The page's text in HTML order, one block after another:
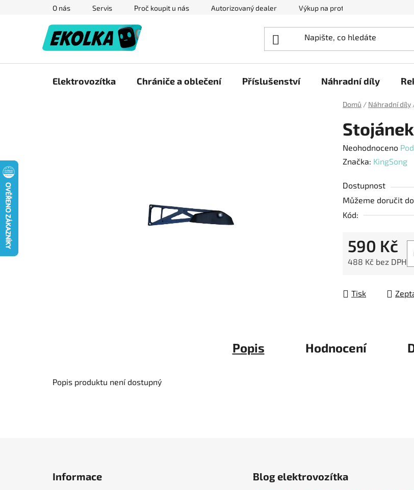
O nás Servis Proč koupit u nás Autorizovaný dealer Výkup na protiúčet
Elektrovozítka Chrániče a oblečení Příslušenství Náhradní díly
Domů / Náhradní díly
Průměrné
hodnocení
je
0,0
z
hvězdiček.
Neohodnoceno
Značka: KingSong
Dostupnost
Můžeme doručit
Kód:
590 Kč
488 Kč bez DPH
Tisk
Popis Hodnocení
Popis produktu není dostupný
Informace Blog elektrovozítka